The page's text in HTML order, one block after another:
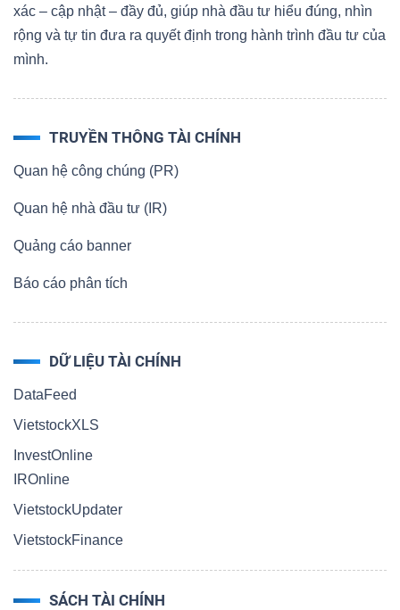
xác – cập nhật – đầy đủ, giúp nhà đầu tư hiểu đúng, nhìn
rộng và tự tin đưa ra quyết định trong hành trình đầu tư của
mình.
TRUYỀN THÔNG TÀI CHÍNH
Quan hệ công chúng (PR)
Quan hệ nhà đầu tư (IR)
Quảng cáo banner
Báo cáo phân tích
DỮ LIỆU TÀI CHÍNH
DataFeed
VietstockXLS
InvestOnline
IROnline
VietstockUpdater
VietstockFinance
SÁCH TÀI CHÍNH